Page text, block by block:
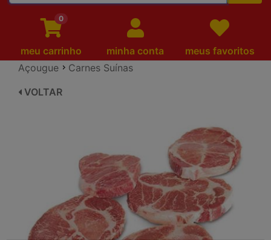
0
meu carrinho minha conta
meus favoritos
Açougue
Carnes Suínas
VOLTAR